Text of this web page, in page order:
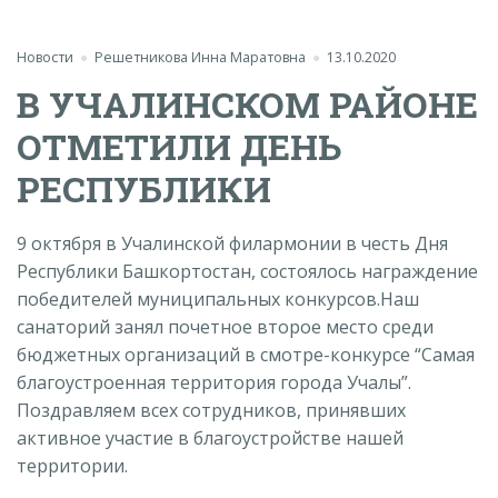
Новости Решетникова Инна Маратовна 13.10.2020
В УЧАЛИНСКОМ РАЙОНЕ
ОТМЕТИЛИ ДЕНЬ
РЕСПУБЛИКИ
9 октября в Учалинской филармонии в честь Дня
Республики Башкортостан, состоялось награждение
победителей муниципальных конкурсов.Наш
санаторий занял почетное второе место среди
бюджетных организаций в смотре-конкурсе “Самая
благоустроенная территория города Учалы”.
Поздравляем всех сотрудников, принявших
активное участие в благоустройстве нашей
территории.